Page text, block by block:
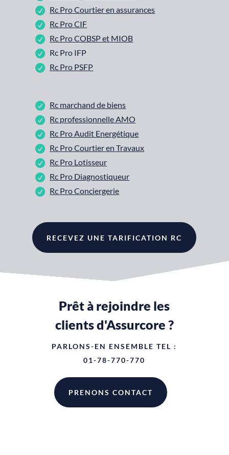
Rc Pro Courtier en assurances
Rc Pro CIF
Rc Pro COBSP et MIOB
Rc Pro IFP
Rc Pro PSFP
Rc marchand de biens
Rc professionnelle AMO
Rc Pro Audit Energétique
Rc Pro Courtier en Travaux
Rc Pro Lotisseur
Rc Pro Diagnostiqueur
Rc Pro Conciergerie
RECEVEZ UNE TARIFICATION RC
Prêt à rejoindre les
clients d'Assurcore ?
PARLONS-EN ENSEMBLE TEL :
01-78-770-770
PRENONS CONTACT